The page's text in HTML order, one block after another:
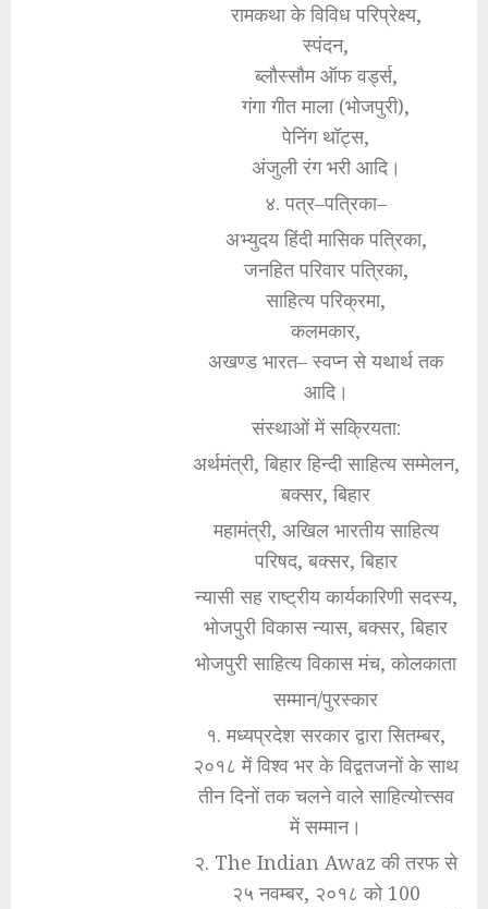
रामकथा के विविध परिप्रेक्ष्य,
स्पंदन,
ब्लौस्सौम ऑफ वर्ड्स,
गंगा गीत माला (भोजपुरी),
पेनिंग थॉट्स,
अंजुली रंग भरी आदि।
४. पत्र–पत्रिका–
अभ्युदय हिंदी मासिक पत्रिका,
जनहित परिवार पत्रिका,
साहित्य परिक्रमा,
कलमकार,
अखण्ड भारत– स्वप्न से यथार्थ तक
आदि।
संस्थाओं में सक्रियता:
अर्थमंत्री, बिहार हिन्दी साहित्य सम्मेलन,
बक्सर, बिहार
महामंत्री, अखिल भारतीय साहित्य
परिषद, बक्सर, बिहार
न्यासी सह राष्ट्रीय कार्यकारिणी सदस्य,
भोजपुरी विकास न्यास, बक्सर, बिहार
भोजपुरी साहित्य विकास मंच, कोलकाता
सम्मान/पुरस्कार
१. मध्यप्रदेश सरकार द्वारा सितम्बर,
२०१८ में विश्व भर के विद्वतजनों के साथ
तीन दिनों तक चलने वाले साहित्योत्त्सव
में सम्मान।
२. The Indian Awaz की तरफ से
२५ नवम्बर, २०१८ को 100